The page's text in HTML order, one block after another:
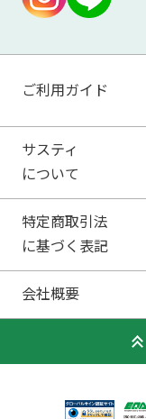
ご利用ガイド
サスティ
について
特定商取引法
に基づく表記
会社概要